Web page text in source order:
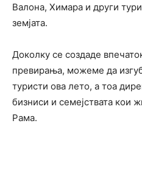
Валона, Химара и други
земјата.
Доколку се создаде
превирања, можеме да
туристи ова лето, а тоа
бизниси и семејствата кои
Рама.